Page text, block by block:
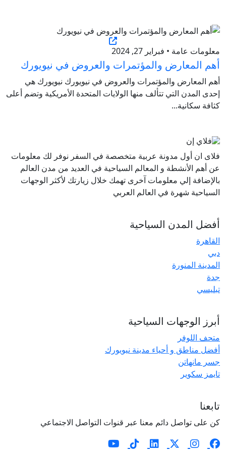
معلومات عامة • فبراير 27, 2024
أهم المعارض والمؤتمرات والعروض في نيويورك
أهم المعارض والمؤتمرات والعروض في نيويورك نيويورك هي
إحدى المدن التي تتألف منها الولايات المتحدة الأمريكية وتضم أعلى
كثافة سكانية...
فلاى ان أول مدونة عربية متخصصة في السفر نوفر لك معلومات
عن أهم الأنشطة و المعالم السياحية في العديد من مدن العالم
بالإضافة إلي معلومات آخرى تهمك خلال زيارتك لأكثر الوجهات
السياحية شهرة في العالم العربي
أفضل المدن السياحية
القاهرة
دبي
المدينة المنورة
جدة
تبليسي
أبرز الوجهات السياحية
متحف اللوفر
أفضل مناطق و أحياء مدينة نيويورك
جسر مانهاتن
تايمز سكوير
تابعنا
كن على تواصل دائم معنا عبر قنوات التواصل الاجتماعي